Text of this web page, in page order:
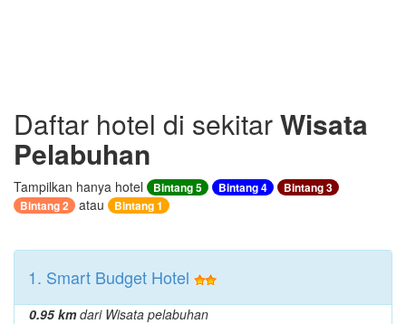
Daftar hotel di sekitarWisata
Pelabuhan
Tampilkan hanya hotel Bintang 5 Bintang 4
Bintang 3
Bintang 2
atau Bintang 1
1. Smart Budget Hotel
0.95 kmdari Wisata pelabuhan